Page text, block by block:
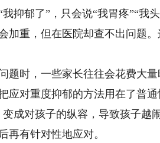
郁了”，只会说“我胃疼”“我
加重，但在医院却查不出问题
时，一些家长往往会花费大量
应对重度抑郁的方法用在了普
成对孩子的纵容，导致孩子越
再有针对性地应对。